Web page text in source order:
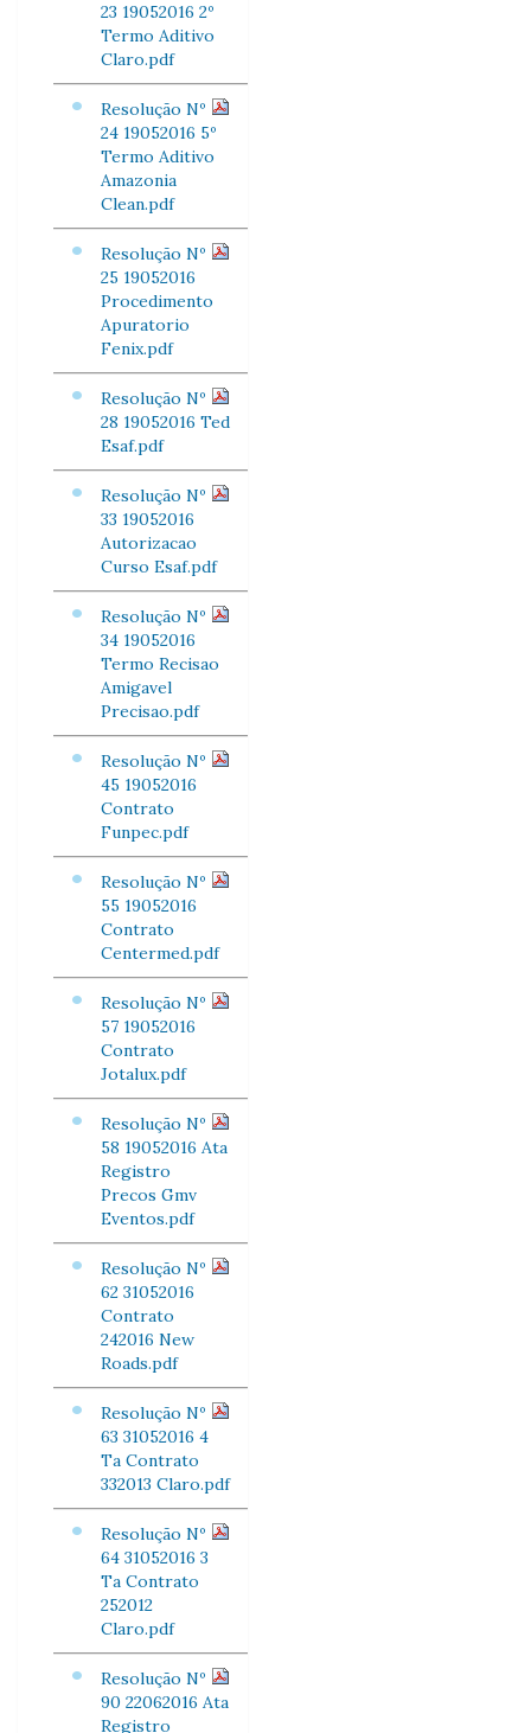
23 19052016 2º
Termo Aditivo
Claro.pdf
Resolução Nº
24 19052016 5º
Termo Aditivo
Amazonia
Clean.pdf
Resolução Nº
25 19052016
Procedimento
Apuratorio
Fenix.pdf
Resolução Nº
28 19052016 Ted
Esaf.pdf
Resolução Nº
33 19052016
Autorizacao
Curso Esaf.pdf
Resolução Nº
34 19052016
Termo Recisao
Amigavel
Precisao.pdf
Resolução Nº
45 19052016
Contrato
Funpec.pdf
Resolução Nº
55 19052016
Contrato
Centermed.pdf
Resolução Nº
57 19052016
Contrato
Jotalux.pdf
Resolução Nº
58 19052016 Ata
Registro
Precos Gmv
Eventos.pdf
Resolução Nº
62 31052016
Contrato
242016 New
Roads.pdf
Resolução Nº
63 31052016 4
Ta Contrato
332013 Claro.pdf
Resolução Nº
64 31052016 3
Ta Contrato
252012
Claro.pdf
Resolução Nº
90 22062016 Ata
Registro